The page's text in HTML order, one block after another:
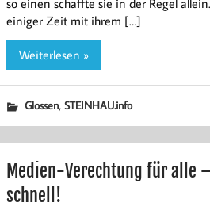
einiger Zeit mit ihrem […]
Weiterlesen »
Glossen, STEINHAU.info
Medien-Verechtung für alle
schnell!